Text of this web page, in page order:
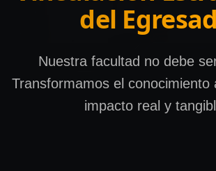
del
Nuestra facultad no debe
Transformamos el conocimiento
impacto real y